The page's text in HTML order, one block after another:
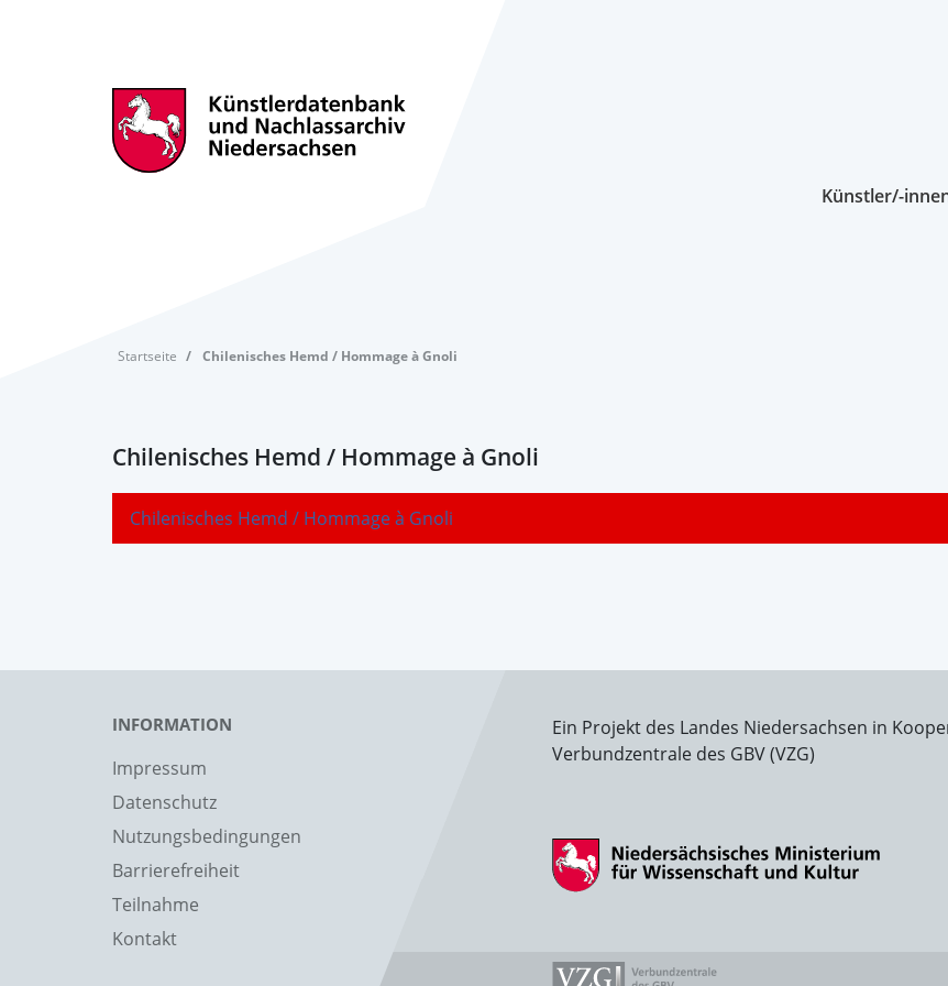
Künstler/-
Startseite Chilenisches Hemd / Hommage à Gnoli
Chilenisches Hemd / Hommage à Gnoli
Chilenisches Hemd / Hommage à Gnoli
INFORMATION
Impressum
Datenschutz
Nutzungsbedingungen
Barrierefreiheit
Teilnahme
Kontakt
Ein Projekt des Landes Niedersachsen in
Verbundzentrale des GBV (VZG)